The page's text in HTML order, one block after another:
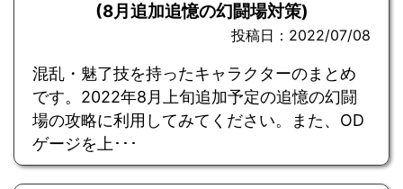
(8月追加追憶の幻闘場対策)
投稿日：2022/07/08
混乱・魅了技を持ったキャラクターのまとめ
です。2022年8月上旬追加予定の追憶の幻闘
場の攻略に利用してみてください。また、OD
ゲージを上･･･